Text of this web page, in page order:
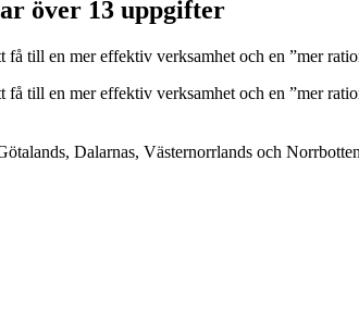
över 13 uppgifter
till en mer effektiv verksamhet och en ”mer
till en mer effektiv verksamhet och en ”mer
Dalarnas, Västernorrlands och